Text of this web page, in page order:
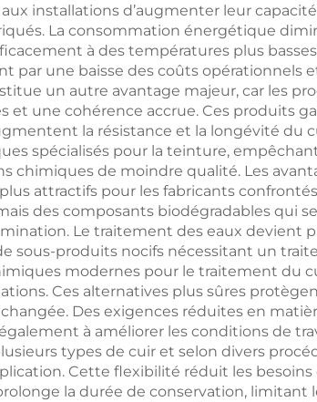
installations d’augmenter leur
La consommation énergétique
à des températures plus
une baisse des coûts opérationnels
un autre avantage majeur, car les
une cohérence accrue. Ces produits
la résistance et la longévité du
spécialisés pour la teinture,
chimiques de moindre qualité. Les
attractifs pour les fabricants
des composants biodégradables qui
Le traitement des eaux devient
sous-produits nocifs nécessitant un
modernes pour le traitement du
Ces alternatives plus sûres
Des exigences réduites en
à améliorer les conditions de
types de cuir et selon divers
Cette flexibilité réduit les
la durée de conservation, limitant